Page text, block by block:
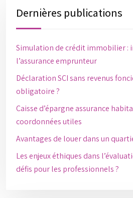
Dernières publications
Simulation de crédit immobilier :
l’assurance emprunteur
Déclaration SCI sans revenus
obligatoire ?
Caisse d’épargne assurance
coordonnées utiles
Avantages de louer dans un
Les enjeux éthiques dans
défis pour les professionnels ?